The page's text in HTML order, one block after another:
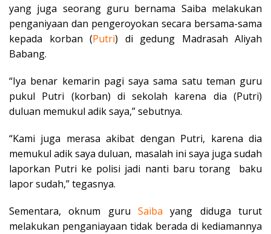
yang juga seorang guru bernama Saiba melakukan
penganiyaan dan pengeroyokan secara bersama-sama
kepada korban (Putri) di gedung Madrasah Aliyah
Babang.
“Iya benar kemarin pagi saya sama satu teman guru
pukul Putri (korban) di sekolah karena dia (Putri)
duluan memukul adik saya,” sebutnya.
“Kami juga merasa akibat dengan Putri, karena dia
memukul adik saya duluan, masalah ini saya juga sudah
laporkan Putri ke polisi jadi nanti baru torang baku
lapor sudah,” tegasnya.
Sementara, oknum guru Saiba yang diduga turut
melakukan penganiayaan tidak berada di kediamannya